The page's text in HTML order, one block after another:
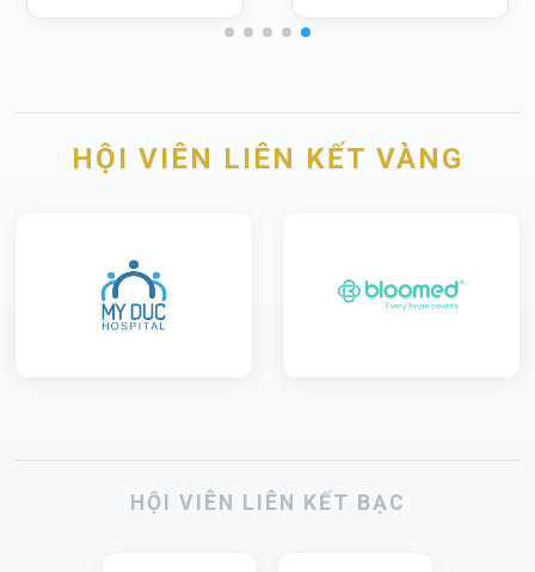
HỘI VIÊN LIÊN KẾT VÀNG
HỘI VIÊN LIÊN KẾT BẠC